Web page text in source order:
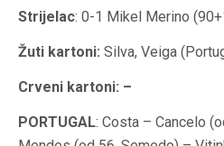
Strijelac: 0-1 Mikel Merino
Žuti kartoni: Silva, Veiga
Crveni kartoni: –
PORTUGAL: Costa – Cancelo